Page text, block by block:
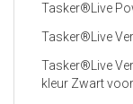
Tasker®Live
Tasker®Live
Tasker®Live
kleur Zwart